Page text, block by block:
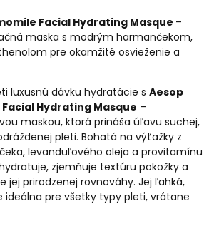
Facial Hydrating Masque –
maska s modrým harmančekom,
pre okamžité osvieženie a
luxusnú dávku hydratácie s Aesop
Hydrating Masque –
maskou, ktorá prináša úľavu suchej,
pleti. Bohatá na výťažky z
levanduľového oleja a provitamínu
zjemňuje textúru pokožky a
jej prirodzenej rovnováhy. Jej ľahká,
ideálna pre všetky typy pleti, vrátane